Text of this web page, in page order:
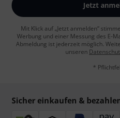
Jetzt
Mit Klick auf „Jetzt anmelden“
Werbung und einer Messung des E-
Abmeldung ist jederzeit möglich.
unseren
*
Sicher einkaufen &